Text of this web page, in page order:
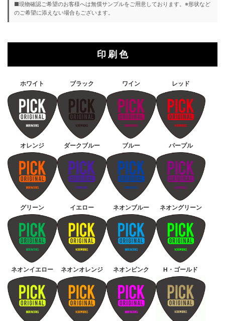
■現物確認ご希望のお客様へは無償サンプルをご用意しております。※形状など
のご希望に添えない場合もございます。
印 刷 色
ホワイト ブラック ワイン レッド
オレンジ ダークブルー ブルー パープル
グリーン イエロー ネオンブルー ネオングリーン
ネオンイエロー ネオンオレンジ ネオンピンク H・ゴールド